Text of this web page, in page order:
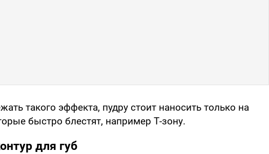
такого эффекта, пудру стоит наносить только на
быстро блестят, например Т-зону.
для губ